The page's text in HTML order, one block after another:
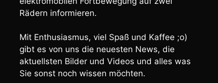
Rädern informieren.
Mit Enthusiasmus, viel Spaß und Kaffee ;o)
gibt es von uns die neuesten News, die
aktuellsten Bilder und Videos und alles was
Sie sonst noch wissen möchten.